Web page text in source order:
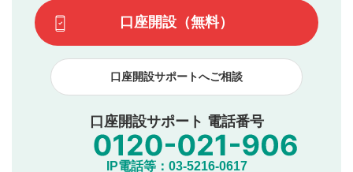
です）
てはお答えできません。各動画コンテンツへの掲載をもっ
て結果のご連絡といたします。ご了承ください。
下記の項目に該当すると判断された投稿内容は、掲載を
見合わせる場合がございます。
本動画コンテンツとは無関係の内容の投稿
他者への誹謗中傷や差別的表現投稿
公序良俗に反する内容の投稿
氏名、住所、電話番号など個人を特定できる情報の
他のサイトへの誘導や営利目的、広告・宣伝を目
口座開設（無料）
口座開設サポートへご相談
口座開設サポート 電話番号
IP電話等：03-5216-0617